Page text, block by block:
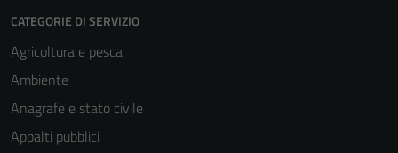
CATEGORIE DI SERVIZIO
Agricoltura e pesca
Ambiente
Anagrafe e stato civile
Appalti pubblici